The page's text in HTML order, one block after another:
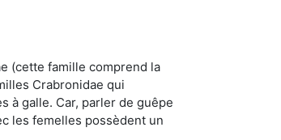
(cette famille comprend la
Crabronidae qui
à galle. Car, parler de guêpe
les femelles possèdent un